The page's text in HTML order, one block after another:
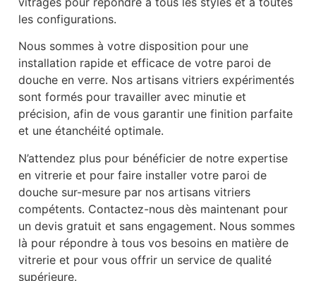
les configurations.
Nous sommes à votre disposition pour une
installation rapide et efficace de votre paroi de
douche en verre. Nos artisans vitriers expérimentés
sont formés pour travailler avec minutie et
précision, afin de vous garantir une finition parfaite
et une étanchéité optimale.
N’attendez plus pour bénéficier de notre expertise
en vitrerie et pour faire installer votre paroi de
douche sur-mesure par nos artisans vitriers
compétents. Contactez-nous dès maintenant pour
un devis gratuit et sans engagement. Nous sommes
là pour répondre à tous vos besoins en matière de
vitrerie et pour vous offrir un service de qualité
supérieure.